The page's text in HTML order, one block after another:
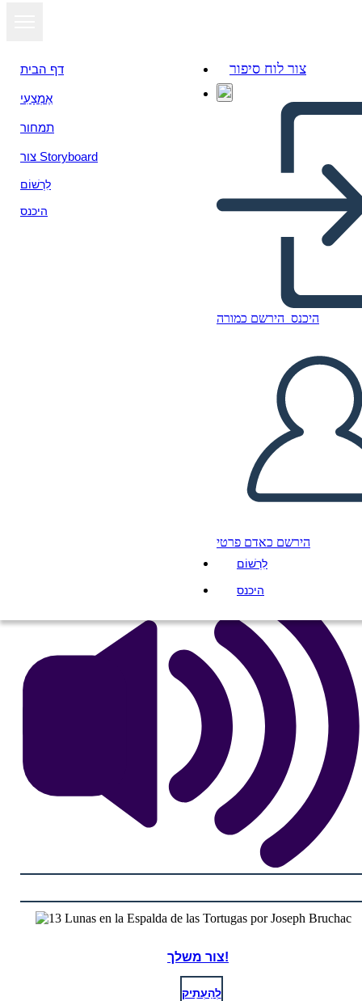
דף הבית
אֶמְצָעִי
תמחור
צור Storyboard
לִרְשׁוֹם
היכנס
צור לוח סיפור
היכנס הירשם כמורה
הירשם כאדם פרטי
לִרְשׁוֹם
היכנס
13 Lunas en la Espalda de las
Tortugas por Joseph Bruchac
לקרוא לי
צור משלך!
לְהַעְתִיק